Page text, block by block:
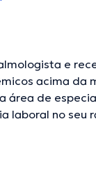
e
acima da
área de
laboral no seu
Português